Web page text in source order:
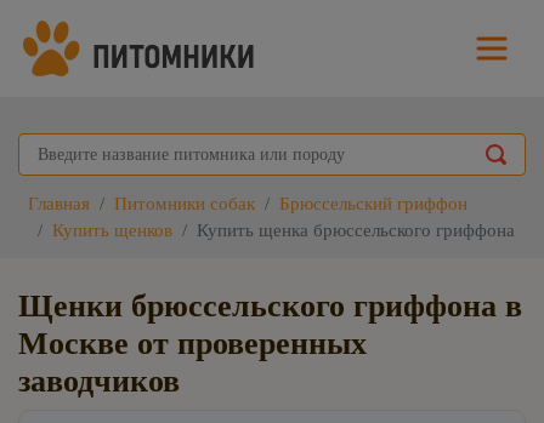
Главная Питомники собак
Брюссельский гриффон
Купить щенков
Купить щенка брюссельского гриффона
Щенки брюссельского гриффона в
Москве от проверенных
заводчиков